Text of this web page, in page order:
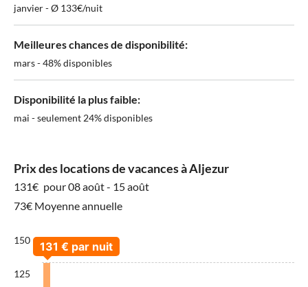
janvier - Ø 133€/nuit
Meilleures chances de disponibilité:
mars - 48% disponibles
Disponibilité la plus faible:
mai - seulement 24% disponibles
Prix des locations de vacances à Aljezur
131€ pour 08 août - 15 août
73€ Moyenne annuelle
150
125